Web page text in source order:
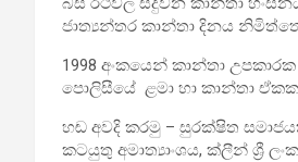
ජාත්‍යන්තර කාන්තා දිනය
1998 අංකයෙන් කාන්තා
පොලිසීයේ ළමා හා කාන්තා
හඬ අවදි කරමු – සුරක්ෂිත
කටයුතු අමාත්‍යාංශය, ක්ලීන් ශ්‍රී